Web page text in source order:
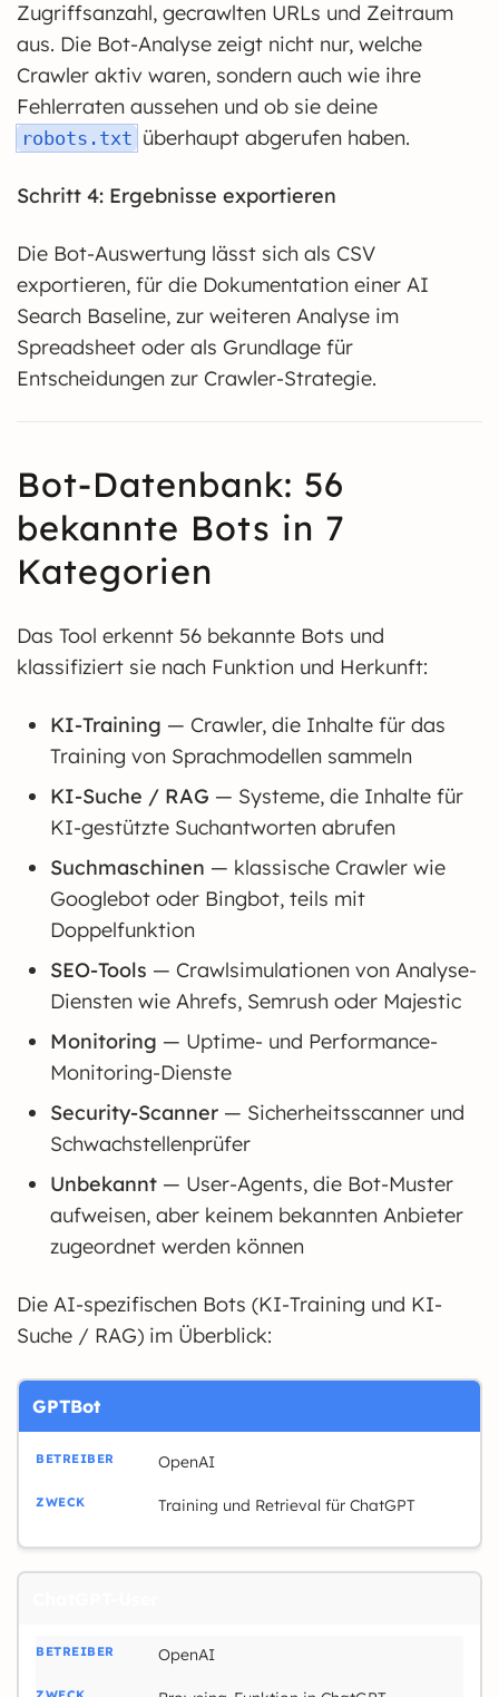
Zugriffsanzahl, gecrawlten URLs und Zeitraum
aus. Die Bot-Analyse zeigt nicht nur, welche
Crawler aktiv waren, sondern auch wie ihre
Fehlerraten aussehen und ob sie deine
robots.txt überhaupt abgerufen haben.
Schritt 4: Ergebnisse exportieren
Die Bot-Auswertung lässt sich als CSV
exportieren, für die Dokumentation einer AI
Search Baseline, zur weiteren Analyse im
Spreadsheet oder als Grundlage für
Entscheidungen zur Crawler-Strategie.
Bot-Datenbank: 56
bekannte Bots in 7
Kategorien
Das Tool erkennt 56 bekannte Bots und
klassifiziert sie nach Funktion und Herkunft:
KI-Training — Crawler, die Inhalte für das
Training von Sprachmodellen sammeln
KI-Suche / RAG — Systeme, die Inhalte für
KI-gestützte Suchantworten abrufen
Suchmaschinen — klassische Crawler wie
Googlebot oder Bingbot, teils mit
Doppelfunktion
SEO-Tools — Crawlsimulationen von Analyse-
Diensten wie Ahrefs, Semrush oder Majestic
Monitoring — Uptime- und Performance-
Monitoring-Dienste
Security-Scanner — Sicherheitsscanner und
Schwachstellenprüfer
Unbekannt — User-Agents, die Bot-Muster
aufweisen, aber keinem bekannten Anbieter
zugeordnet werden können
Die AI-spezifischen Bots (KI-Training und KI-
Suche / RAG) im Überblick:
GPTBot
OpenAI
Training und Retrieval für ChatGPT
OpenAI